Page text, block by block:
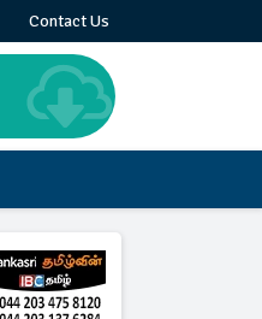
Contact Us